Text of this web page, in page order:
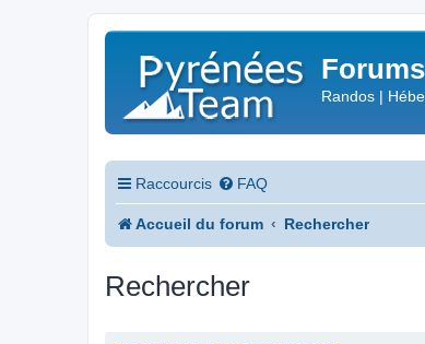
Randos |
Raccourcis FAQ
Accueil du forum Rechercher
Rechercher